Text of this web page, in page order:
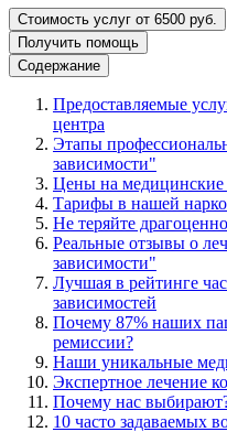
Стоимость услуг от 6500 руб.
Получить помощь
Содержание
Предоставляемые
центра
Этапы
зависимости"
Цены на медицинские
Тарифы в нашей
Не теряйте
Реальные отзывы о
зависимости"
Лучшая в рейтинге
зависимостей
Почему 87% наших
ремиссии?
Наши уникальные
Экспертное лечение
Почему нас
10 часто задаваемых